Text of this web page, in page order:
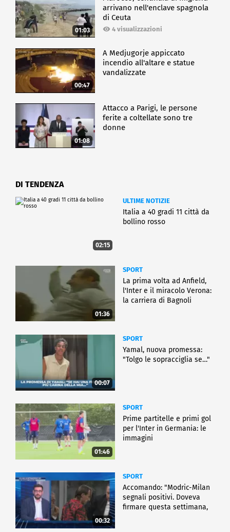
01:03
arrivano nell'enclave spagnola
di Ceuta
4 visualizzazioni
00:47
A Medjugorje appiccato
incendio all'altare e statue
vandalizzate
01:08
Attacco a Parigi, le persone
ferite a coltellate sono tre
donne
DI TENDENZA
02:15
ULTIME NOTIZIE
Italia a 40 gradi 11 città da
bollino rosso
01:36
SPORT
La prima volta ad Anfield,
l'Inter e il miracolo Verona:
la carriera di Bagnoli
00:07
SPORT
Yamal, nuova promessa:
"Tolgo le sopracciglia se…"
01:46
SPORT
Prime partitelle e primi gol
per l'Inter in Germania: le
immagini
00:32
SPORT
Accomando: "Modric-Milan
segnali positivi. Doveva
firmare questa settimana,